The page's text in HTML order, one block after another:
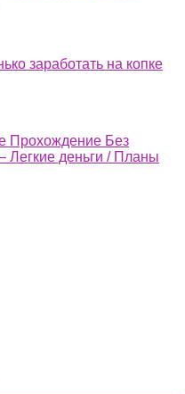
заработать на копке
Прохождение Без
Легкие деньги / Планы